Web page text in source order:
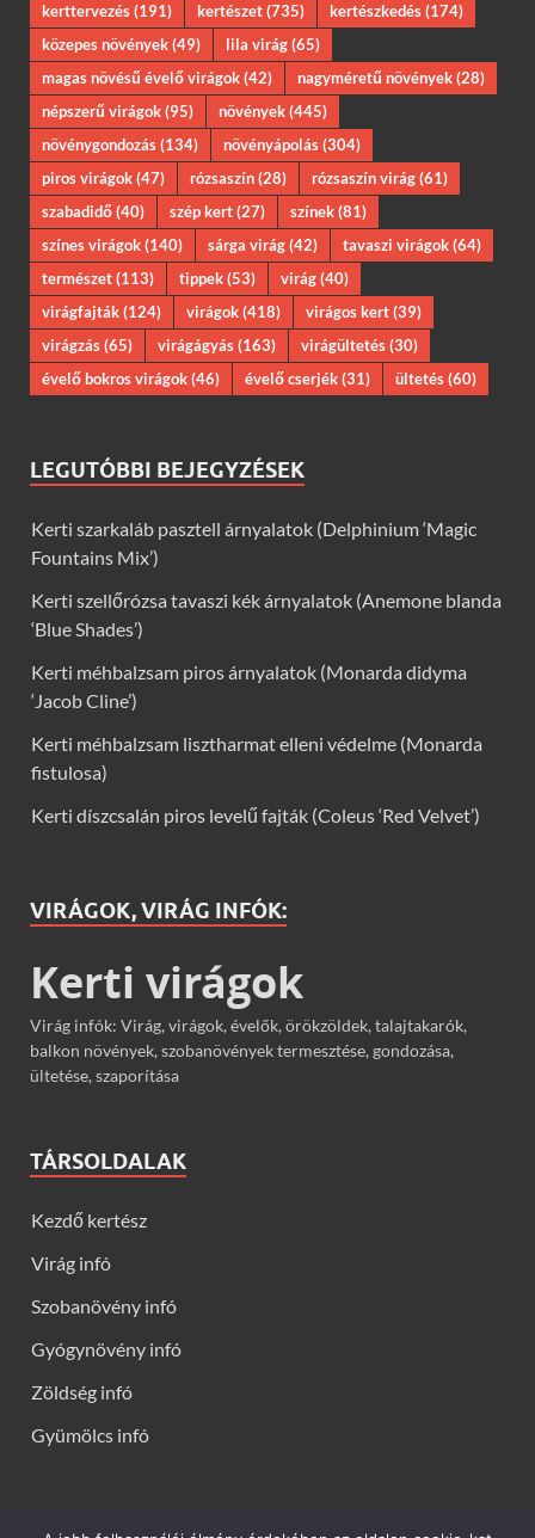
kerttervezés(191) kertészet(735) kertészkedés(174)
közepes növények(49) lila virág(65)
magas növésű évelő virágok(42) nagyméretű növények(28)
népszerű virágok(95) növények(445)
növénygondozás(134) növényápolás(304)
piros virágok(47) rózsaszín(28) rózsaszín virág(61)
szabadidő(40) szép kert(27) színek(81)
színes virágok(140) sárga virág(42) tavaszi virágok(64)
természet(113) tippek(53) virág(40)
virágfajták(124) virágok(418) virágos kert(39)
virágzás(65) virágágyás(163) virágültetés(30)
évelő bokros virágok(46) évelő cserjék(31) ültetés(60)
LEGUTÓBBI BEJEGYZÉSEK
Kerti szarkaláb pasztell árnyalatok (Delphinium ‘Magic
Fountains Mix’)
Kerti szellőrózsa tavaszi kék árnyalatok (Anemone blanda
‘Blue Shades’)
Kerti méhbalzsam piros árnyalatok (Monarda didyma
‘Jacob Cline’)
Kerti méhbalzsam lisztharmat elleni védelme (Monarda
fistulosa)
Kerti díszcsalán piros levelű fajták (Coleus ‘Red Velvet’)
VIRÁGOK, VIRÁG INFÓK:
Kerti virágok
Virág infók: Virág, virágok, évelők, örökzöldek, talajtakarók,
balkon növények, szobanövények termesztése, gondozása,
ültetése, szaporítása
TÁRSOLDALAK
Kezdő kertész
Virág infó
Szobanövény infó
Gyógynövény infó
Zöldség infó
Gyümölcs infó